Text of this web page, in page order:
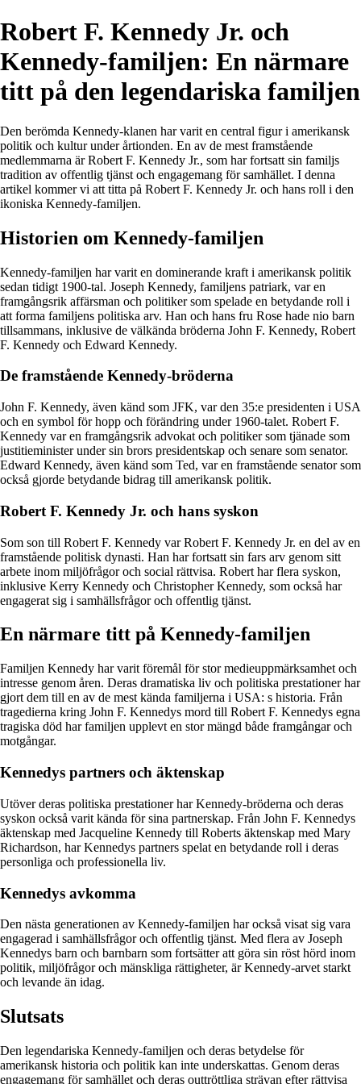
Robert F. Kennedy Jr. och
Kennedy-familjen: En närmare
titt på den legendariska familjen
Den berömda Kennedy-klanen har varit en central figur i amerikansk
politik och kultur under årtionden. En av de mest framstående
medlemmarna är Robert F. Kennedy Jr., som har fortsatt sin familjs
tradition av offentlig tjänst och engagemang för samhället. I denna
artikel kommer vi att titta på Robert F. Kennedy Jr. och hans roll i den
ikoniska Kennedy-familjen.
Historien om Kennedy-familjen
Kennedy-familjen har varit en dominerande kraft i amerikansk politik
sedan tidigt 1900-tal. Joseph Kennedy, familjens patriark, var en
framgångsrik affärsman och politiker som spelade en betydande roll i
att forma familjens politiska arv. Han och hans fru Rose hade nio barn
tillsammans, inklusive de välkända bröderna John F. Kennedy, Robert
F. Kennedy och Edward Kennedy.
De framstående Kennedy-bröderna
John F. Kennedy, även känd som JFK, var den 35:e presidenten i USA
och en symbol för hopp och förändring under 1960-talet. Robert F.
Kennedy var en framgångsrik advokat och politiker som tjänade som
justitieminister under sin brors presidentskap och senare som senator.
Edward Kennedy, även känd som Ted, var en framstående senator som
också gjorde betydande bidrag till amerikansk politik.
Robert F. Kennedy Jr. och hans syskon
Som son till Robert F. Kennedy var Robert F. Kennedy Jr. en del av en
framstående politisk dynasti. Han har fortsatt sin fars arv genom sitt
arbete inom miljöfrågor och social rättvisa. Robert har flera syskon,
inklusive Kerry Kennedy och Christopher Kennedy, som också har
engagerat sig i samhällsfrågor och offentlig tjänst.
En närmare titt på Kennedy-familjen
Familjen Kennedy har varit föremål för stor medieuppmärksamhet och
intresse genom åren. Deras dramatiska liv och politiska prestationer har
gjort dem till en av de mest kända familjerna i USA: s historia. Från
tragedierna kring John F. Kennedys mord till Robert F. Kennedys egna
tragiska död har familjen upplevt en stor mängd både framgångar och
motgångar.
Kennedys partners och äktenskap
Utöver deras politiska prestationer har Kennedy-bröderna och deras
syskon också varit kända för sina partnerskap. Från John F. Kennedys
äktenskap med Jacqueline Kennedy till Roberts äktenskap med Mary
Richardson, har Kennedys partners spelat en betydande roll i deras
personliga och professionella liv.
Kennedys avkomma
Den nästa generationen av Kennedy-familjen har också visat sig vara
engagerad i samhällsfrågor och offentlig tjänst. Med flera av Joseph
Kennedys barn och barnbarn som fortsätter att göra sin röst hörd inom
politik, miljöfrågor och mänskliga rättigheter, är Kennedy-arvet starkt
och levande än idag.
Slutsats
Den legendariska Kennedy-familjen och deras betydelse för
amerikansk historia och politik kan inte underskattas. Genom deras
engagemang för samhället och deras outtröttliga strävan efter rättvisa